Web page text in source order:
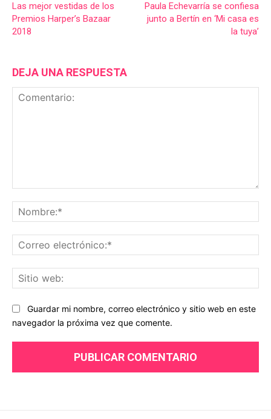
Las mejor vestidas de los
Premios Harper’s Bazaar
2018
Paula Echevarría se confiesa
junto a Bertín en ‘Mi casa es
la tuya’
DEJA UNA RESPUESTA
Guardar mi nombre, correo electrónico y sitio web en este
navegador la próxima vez que comente.